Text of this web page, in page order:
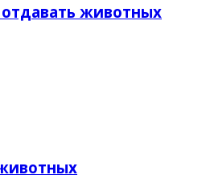
животных